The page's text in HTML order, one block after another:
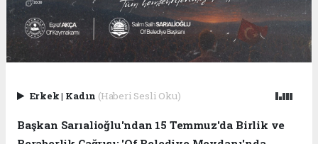
Erkek| Kadın (Haberi Sesli Oku)
Başkan Sarıalioğlu'ndan 15 Temmuz'da Birlik ve